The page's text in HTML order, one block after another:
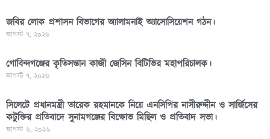
জবির লোক প্রশাসন বিভাগের অ্যালামনাই অ্যাসোসিয়েশন গঠন।
আগস্ট ৭, ২০২৬
গোবিন্দগঞ্জের কৃতিসন্তান কাজী জেসিন বিটিভির মহাপরিচালক।
আগস্ট ৭, ২০২৬
সিলেটে প্রধানমন্ত্রী তারেক রহমানকে নিয়ে এনসিপির নাসীরুদ্দীন ও সার্জিসের
কটুক্তির প্রতিবাদে সুনামগঞ্জের বিক্ষোভ মিছিল ও প্রতিবাদ সভা।
আগস্ট ৬, ২০২৬